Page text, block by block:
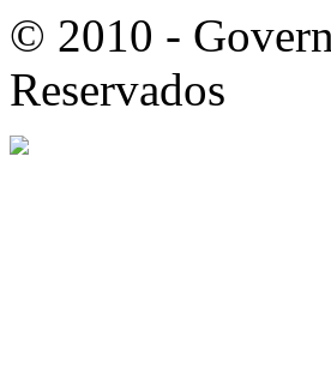
© 2010 -
Reservados